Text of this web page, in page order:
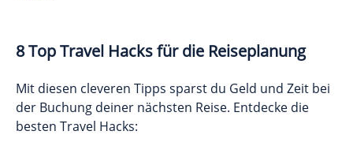
8 Top Travel Hacks für die Reiseplanung
Mit diesen cleveren Tipps sparst du Geld und Zeit bei
der Buchung deiner nächsten Reise. Entdecke die
besten Travel Hacks: